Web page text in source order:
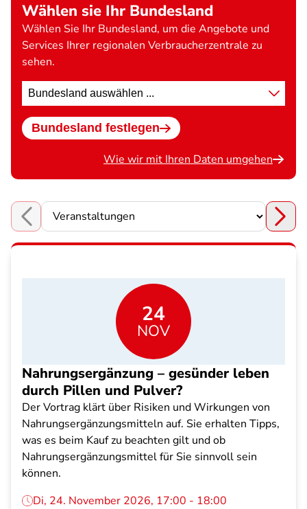
Wählen sie Ihr Bundesland
Wählen Sie Ihr Bundesland, um die Angebote und
Services Ihrer regionalen Verbraucherzentrale zu
sehen.
Standort
wählen
Bundesland festlegen
Wie wir mit Ihren Daten umgehen
Choose a section
24
NOV
Nahrungsergänzung – gesünder leben
durch Pillen und Pulver?
Der Vortrag klärt über Risiken und Wirkungen von
Nahrungsergänzungsmitteln auf. Sie erhalten Tipps,
was es beim Kauf zu beachten gilt und ob
Nahrungsergänzungsmittel für Sie sinnvoll sein
können.
Di, 24. November 2026, 17:00 - 18:00